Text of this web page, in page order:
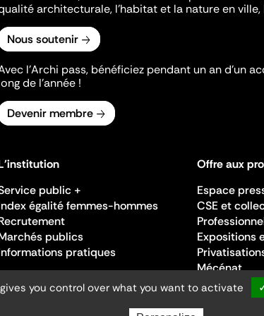
architecturale, l'habitat et la nature en ville,
Nous soutenir
l’Archi pass, bénéficiez pendant un an d’un
de l’année !
Devenir membre
public +
égalité femmes-hommes
publics
pratiques
Offre aux
Espace
CSE et
Expositions
Mécénat
you control over what you want to activate